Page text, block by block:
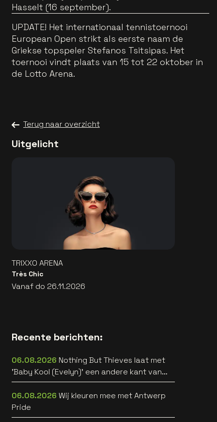
Hasselt (16 september).
UPDATE! Het internationaal tennistoernooi
European Open strikt als eerste naam de
Griekse topspeler Stefanos Tsitsipas. Het
toernooi vindt plaats van 15 tot 22 oktober in
de Lotto Arena.
Terug naar overzicht
Uitgelicht
TRIXXO ARENA
Très Chic
Vanaf do 26.11.2026
Recente berichten:
06.08.2026 Nothing But Thieves laat met
'Baby Kool (Evelyn)' een andere kant van
zich horen [video]
06.08.2026 Wij kleuren mee met Antwerp
Pride